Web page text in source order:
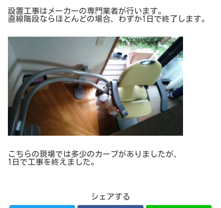
設置工事はメーカーの専門業者が行います。
直線階段ならほとんどの場合、わずか1日で終了します。
こちらの現場では多少のカーブがありましたが、
1日で工事を終えました。
シェアする